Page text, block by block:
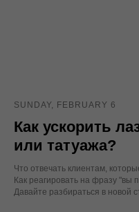
SUNDAY, FEBRUARY 6
Как ускорить
или татуажа?
Что отвечать клиентам,
Как реагировать на фразу "вы
Давайте разбираться в новой